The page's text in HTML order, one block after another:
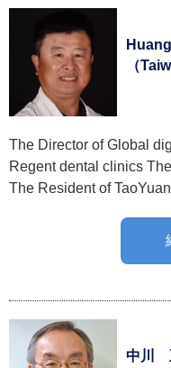
（
The Director of Global
Regent dental clinics
The Resident of
中川